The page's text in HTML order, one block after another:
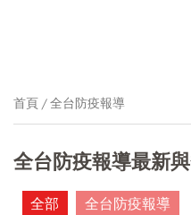
首頁 全台防疫報導
全台防疫報導最新
全部 全台防疫報導